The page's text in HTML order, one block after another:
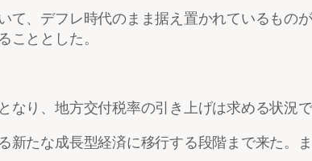
て、デフレ時代のまま据え置かれているもの
ととした。
り、地方交付税率の引き上げは求める状況で
新たな成長型経済に移行する段階まで来た。